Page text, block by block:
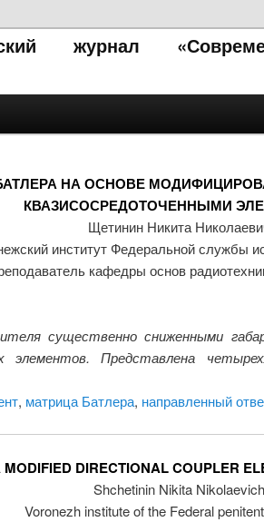
журнал
НА ОСНОВЕ
КВАЗИСОСРЕДОТОЧЕННЫМИ
Щетинин Никита
институт Федеральной службы
кафедры основ
существенно сниженными
элементов. Представлена
, матрица Батлера, направленный
DIRECTIONAL COUPLER
Shchetinin Nikita Nikolaevich
Voronezh institute of the Federal